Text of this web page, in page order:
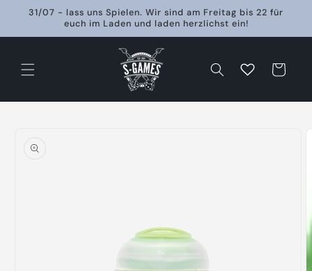
zum
31/07 - lass uns Spielen. Wir sind am Freitag bis 22 für
euch im Laden und laden herzlichst ein!
Warenkorb